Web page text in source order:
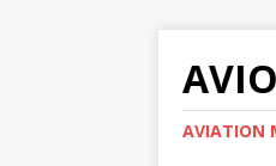
AVIATION